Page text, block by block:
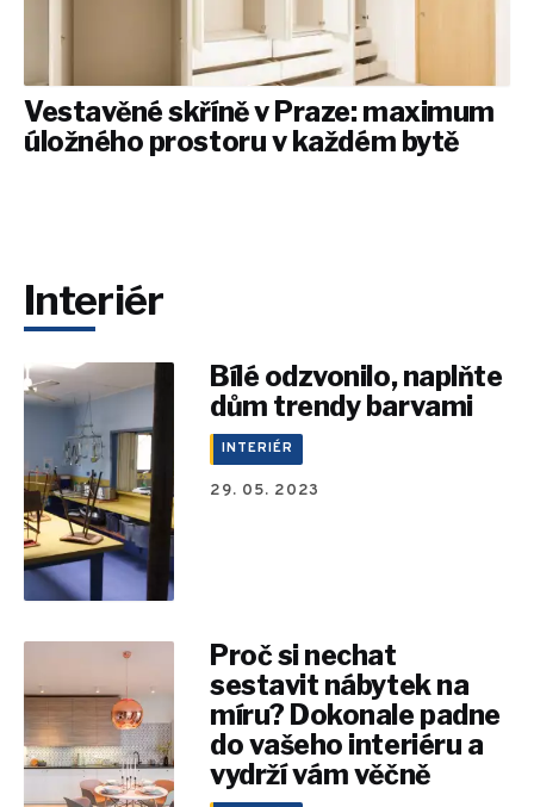
Vestavěné skříně v Praze: maximum
úložného prostoru v každém bytě
Interiér
Bílé odzvonilo, naplňte
dům trendy barvami
INTERIÉR
29. 05. 2023
Proč si nechat
sestavit nábytek na
míru? Dokonale padne
do vašeho interiéru a
vydrží vám věčně